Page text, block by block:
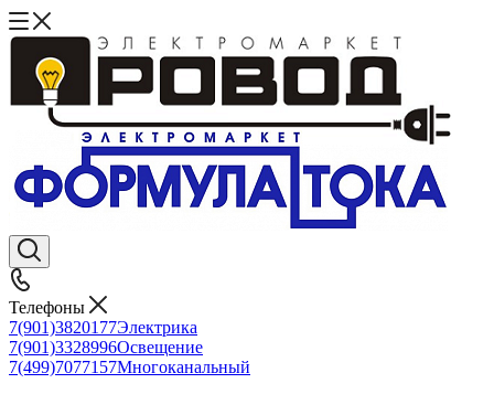
Телефоны
7(901)3820177Электрика
7(901)3328996Освещение
7(499)7077157Многоканальный